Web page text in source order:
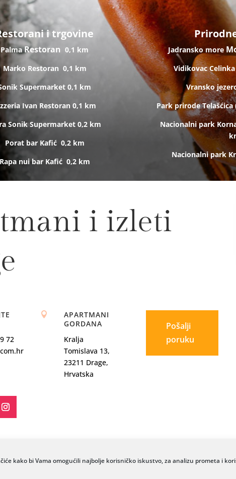
kako bi Vama omogućili najbolje korisničko iskustvo, za analizu prometa i
i trgovine
PalmaRestoran0,1 km
Marko Restoran 0,1 km
Supermarket0,1 km
Ivan Restoran 0,1 km
SonikSupermarket 0,2 km
Porat bar Kafić 0,2 km
Rapa nui bar Kafić 0,2 km
Jadransko more
Vidikovac Celinka
Vransko
Park prirode Telašćica
Nacionalni park
Nacionalni park
i izleti
72

APARTMANI
GORDANA
Kralja
Tomislava 13,
23211 Drage,
Hrvatska
Pošalji
poruku